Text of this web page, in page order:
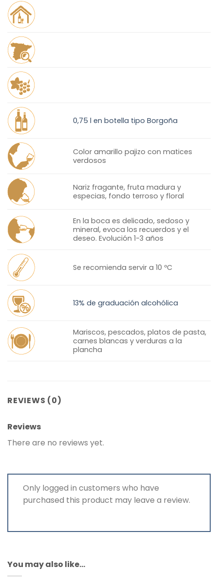
0,75 l en botella tipo Borgoña
Color amarillo pajizo con matices
verdosos
Nariz fragante, fruta madura y
especias, fondo terroso y floral
En la boca es delicado, sedoso y
mineral, evoca los recuerdos y el
deseo. Evolución 1-3 años
Se recomienda servir a 10 ºC
13% de graduación alcohólica
Mariscos, pescados, platos de pasta,
carnes blancas y verduras a la
plancha
REVIEWS (0)
Reviews
There are no reviews yet.
Only logged in customers who have
purchased this product may leave a review.
You may also like…